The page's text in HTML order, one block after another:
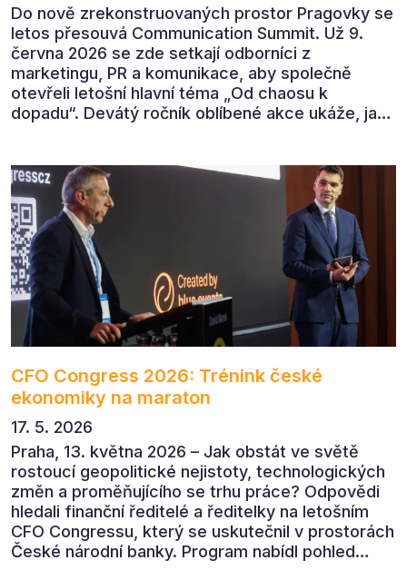
Do nově zrekonstruovaných prostor Pragovky se
letos přesouvá Communication Summit. Už 9.
června 2026 se zde setkají odborníci z
marketingu, PR a komunikace, aby společně
otevřeli letošní hlavní téma „Od chaosu k
dopadu“. Devátý ročník oblíbené akce ukáže, jak
CFO Congress 2026: Trénink české
ekonomiky na maraton
17. 5. 2026
Praha, 13. května 2026 – Jak obstát ve světě
rostoucí geopolitické nejistoty, technologických
změn a proměňujícího se trhu práce? Odpovědi
hledali finanční ředitelé a ředitelky na letošním
CFO Congressu, který se uskutečnil v prostorách
České národní banky. Program nabídl pohled